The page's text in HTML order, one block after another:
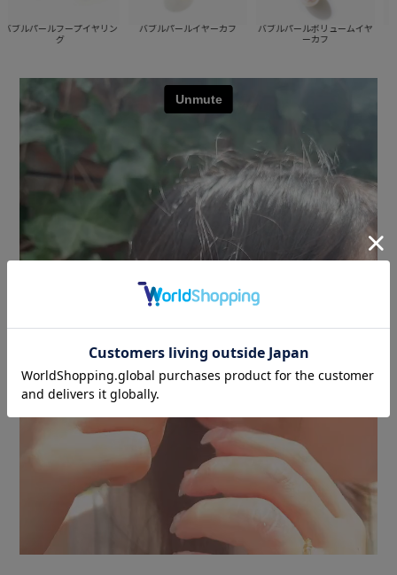
ルパールフープイヤリン
バブルパールイヤーカフ
バブルパールボリュームイヤ
ーカフ